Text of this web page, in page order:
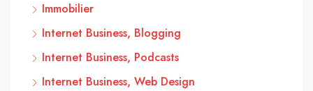
Immobilier
Internet Business, Blogging
Internet Business, Podcasts
Internet Business, Web Design